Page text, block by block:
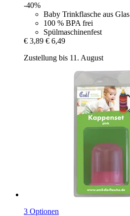
-40%
Baby Trinkflasche aus Glas
100 % BPA frei
Spülmaschinenfest
€ 3,89 € 6,49
Zustellung bis 11. August
3 Optionen